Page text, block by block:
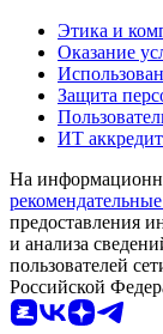
Этика и
Оказание
Защита
ИТ
На
предоставления
и анализа
пользователей
Российской